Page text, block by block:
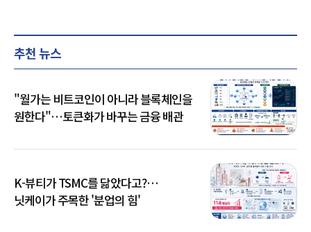
추천 뉴스
"월가는 비트코인이 아니라 블록체인을
원한다"…토큰화가 바꾸는 금융 배관
K-뷰티가 TSMC를 닮았다고?…
닛케이가 주목한 '분업의 힘'